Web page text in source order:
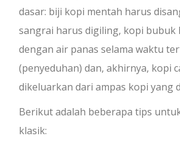
dasar: biji kopi mentah harus
sangrai harus digiling, kopi bubuk
dengan air panas selama waktu
(penyeduhan) dan, akhirnya, kopi
dikeluarkan dari ampas kopi yang
Berikut adalah beberapa tips
klasik: